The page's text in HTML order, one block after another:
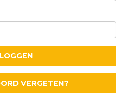
VERGETEN?